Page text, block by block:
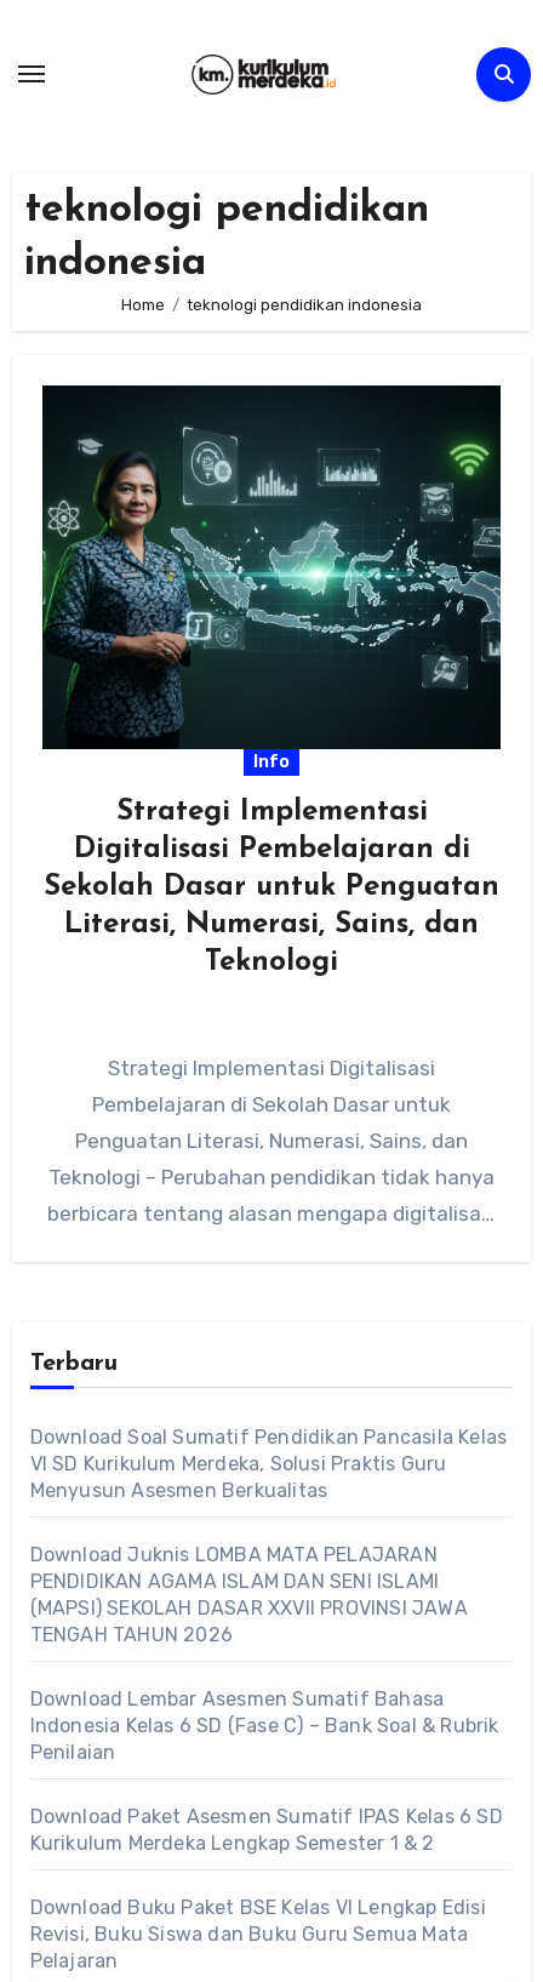
content
teknologi pendidikan
indonesia
Home teknologi pendidikan indonesia
Info
Strategi Implementasi
Digitalisasi Pembelajaran di
Sekolah Dasar untuk Penguatan
Literasi, Numerasi, Sains, dan
Teknologi
Strategi Implementasi Digitalisasi
Pembelajaran di Sekolah Dasar untuk
Penguatan Literasi, Numerasi, Sains, dan
Teknologi – Perubahan pendidikan tidak hanya
berbicara tentang alasan mengapa digitalisasi
Terbaru
Download Soal Sumatif Pendidikan Pancasila Kelas
VI SD Kurikulum Merdeka, Solusi Praktis Guru
Menyusun Asesmen Berkualitas
Download Juknis LOMBA MATA PELAJARAN
PENDIDIKAN AGAMA ISLAM DAN SENI ISLAMI
(MAPSI) SEKOLAH DASAR XXVII PROVINSI JAWA
TENGAH TAHUN 2026
Download Lembar Asesmen Sumatif Bahasa
Indonesia Kelas 6 SD (Fase C) – Bank Soal & Rubrik
Penilaian
Download Paket Asesmen Sumatif IPAS Kelas 6 SD
Kurikulum Merdeka Lengkap Semester 1 & 2
Download Buku Paket BSE Kelas VI Lengkap Edisi
Revisi, Buku Siswa dan Buku Guru Semua Mata
Pelajaran